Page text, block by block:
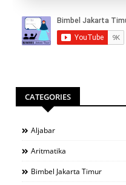
CATEGORIES
Aljabar
Aritmatika
Bimbel Jakarta Timur